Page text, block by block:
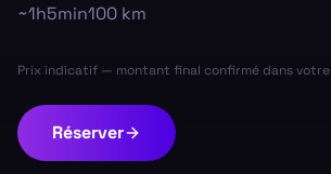
~1h5min100 km
Prix indicatif — montant final confirmé dans votre
Réserver